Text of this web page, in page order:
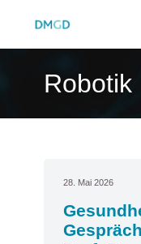
Robotik
28. Mai 2026